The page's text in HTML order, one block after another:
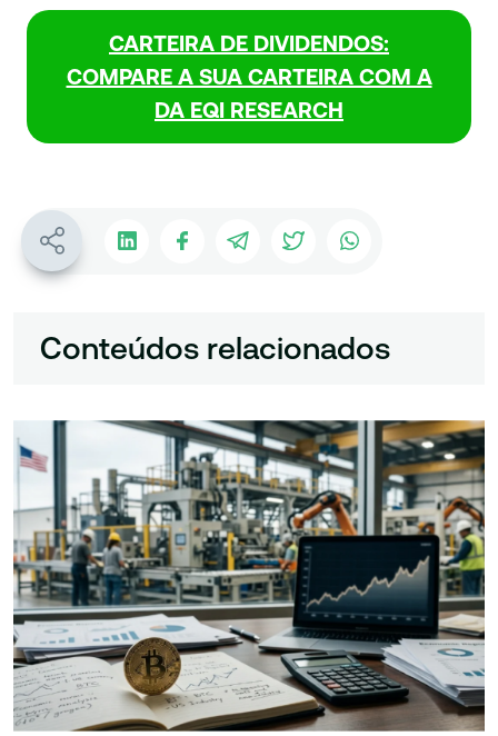
CARTEIRA DE DIVIDENDOS:
COMPARE A SUA CARTEIRA COM A
DA EQI RESEARCH
Conteúdos relacionados